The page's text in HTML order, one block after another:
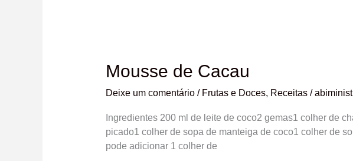
Mousse de Cacau
Deixe um comentário / Frutas e Doces, Receitas/
Ingredientes 200 ml de leite de coco2 gemas1 colher de
picado1 colher de sopa de manteiga de coco1 colher de
pode adicionar 1 colher de
Cacau